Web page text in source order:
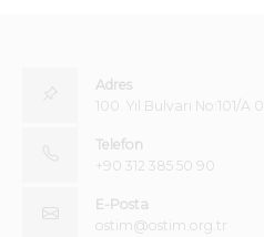
Adres
100. Yıl Bulvarı No:101/
Telefon
+90 312 385 50 90
E-Posta
ostim@ostim.org.tr